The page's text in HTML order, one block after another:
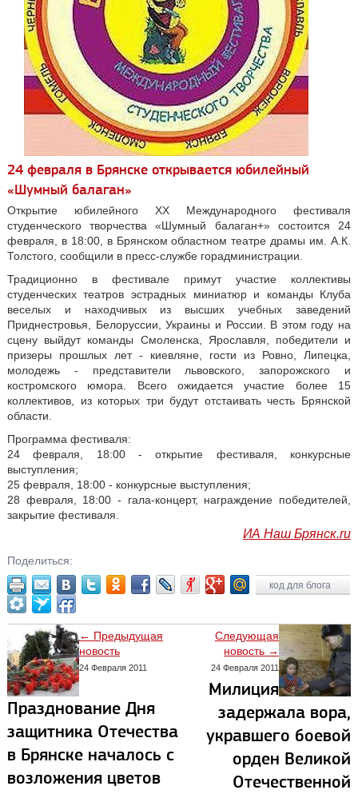
24 февраля в Брянске открывается юбилейный
«Шумный балаган»
Открытие юбилейного XX Международного фестиваля
студенческого творчества «Шумный балаган+» состоится 24
февраля, в 18:00, в Брянском областном театре драмы им. А.К.
Толстого, сообщили в пресс-службе горадминистрации.
Традиционно в фестивале примут участие коллективы
студенческих театров эстрадных миниатюр и команды Клуба
веселых и находчивых из высших учебных заведений
Приднестровья, Белоруссии, Украины и России. В этом году на
сцену выйдут команды Смоленска, Ярославля, победители и
призеры прошлых лет - киевляне, гости из Ровно, Липецка,
молодежь - представители львовского, запорожского и
костромского юмора. Всего ожидается участие более 15
коллективов, из которых три будут отстаивать честь Брянской
области.
Программа фестиваля:
24 февраля, 18:00 - открытие фестиваля, конкурсные
выступления;
25 февраля, 18:00 - конкурсные выступления;
28 февраля, 18:00 - гала-концерт, награждение победителей,
закрытие фестиваля.
ИА Наш Брянск.ru
Поделиться:
код для блога
← Предыдущая
новость
24 Февраля 2011
Празднование Дня
защитника Отечества
в Брянске началось с
возложения цветов
Следующая
новость →
24 Февраля 2011
Милиция
задержала вора,
укравшего боевой
орден Великой
Отечественной